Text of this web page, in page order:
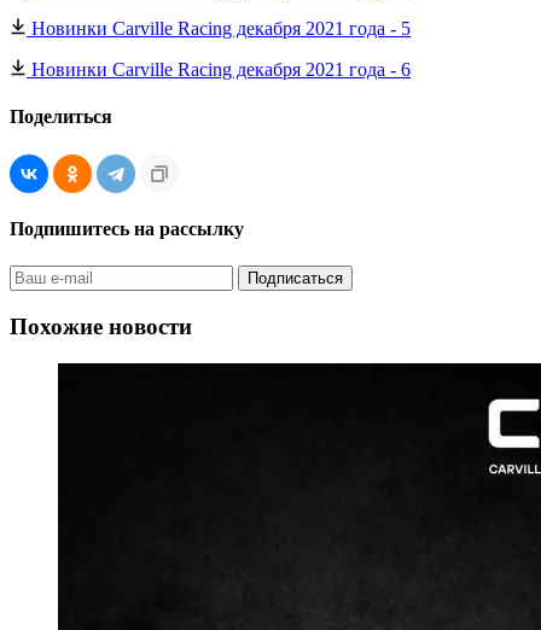
Новинки Carville Racing декабря 2021 года - 5
Новинки Carville Racing декабря 2021 года - 6
Поделиться
Подпишитесь на рассылку
Похожие новости